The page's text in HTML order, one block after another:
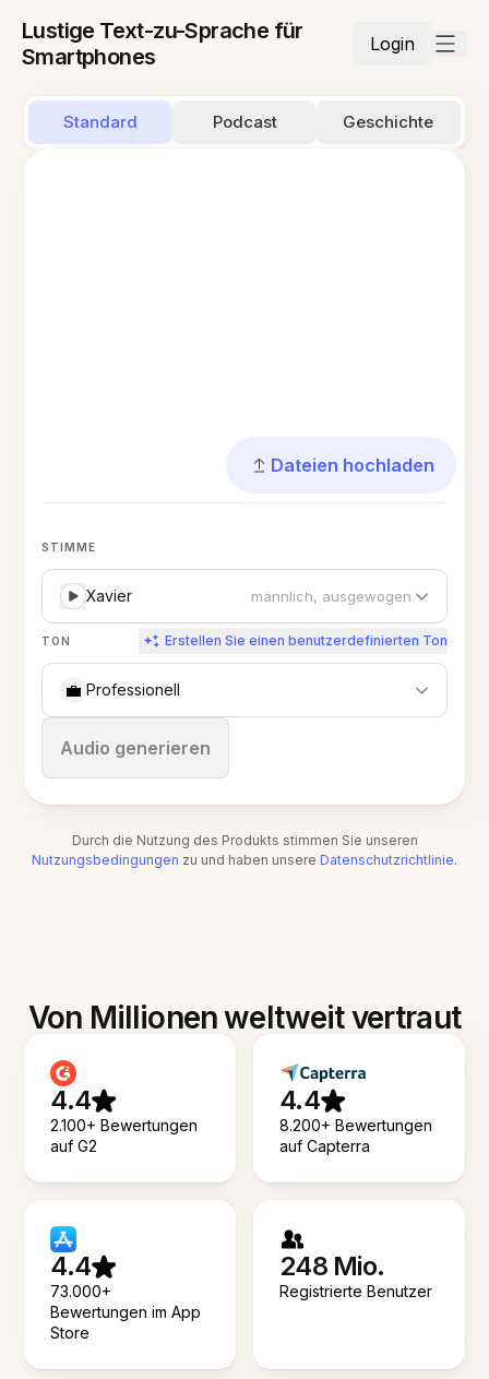
Lustige Text-zu-Sprache für
Smartphones
Login
Standard Podcast Geschichte
Dateien hochladen
STIMME
Xavier männlich, ausgewogen
TON Erstellen Sie einen benutzerdefinierten Ton
💼 Professionell
Audio generieren
Stoppen
Durch die Nutzung des Produkts stimmen Sie unseren
Nutzungsbedingungen zu und haben unsere Datenschutzrichtlinie.
Von Millionen weltweit vertraut
4.4
2.100+ Bewertungen
auf G2
4.4
8.200+ Bewertungen
auf Capterra
4.4
73.000+
Bewertungen im App
Store
248 Mio.
Registrierte Benutzer